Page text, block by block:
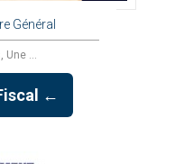
Général
...
←